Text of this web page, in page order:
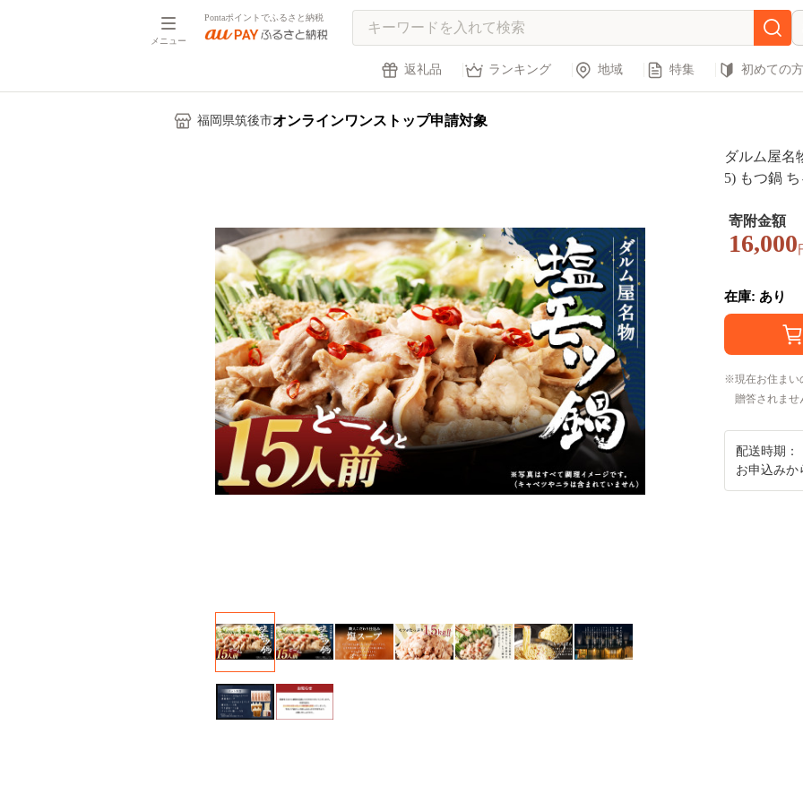
メニュー
Pontaポイントでふるさと納税
返礼品 ランキング 地域 特集 初めての方
福岡県筑後市オンラインワンストップ申請対象
ダルム屋名
5) もつ鍋
寄附金額
16,000
在庫: あり
現在お住まい
贈答されませ
配送時期：
お申込みか